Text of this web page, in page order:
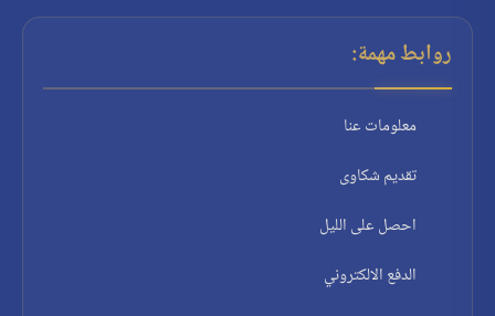
روابط مهمة:
معلومات عنا
تقديم شكاوى
احصل على الليل
الدفع الالكتروني